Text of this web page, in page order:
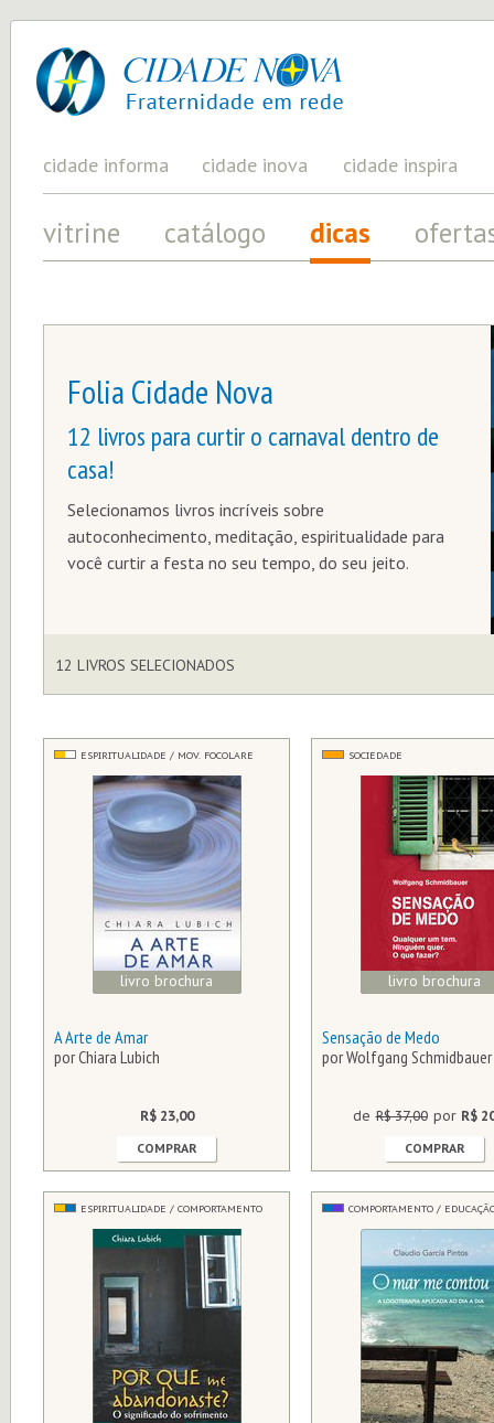
cidade
nova
UM
PROJETO
PELA
FRATERNIDADE
cidade informa cidade inova cidade inspira
vitrine catálogo dicas
Folia Cidade Nova
12 livros para curtir o carnaval dentro de
casa!
Selecionamos livros incríveis sobre
autoconhecimento, meditação, espiritualidade para
você curtir a festa no seu tempo, do seu jeito.
12 LIVROS SELECIONADOS
ESPIRITUALIDADE / MOV. FOCOLARE
livro brochura
A Arte de Amar
por Chiara Lubich
R$ 23,00
COMPRAR
SOCIEDADE
livro brochura
Sensação de Medo
por Wolfgang Schmidbauer
de R$ 37,00 por R$
COMPRAR
ESPIRITUALIDADE / COMPORTAMENTO COMPORTAMENTO /